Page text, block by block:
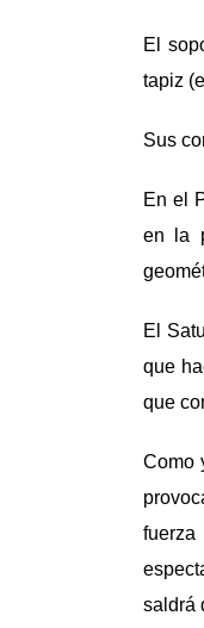
El
tapiz
Sus
En el
en la
El
que
que
Como
saldrá